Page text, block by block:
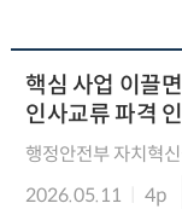
핵심 사업 이끌
인사교류 파격
행정안전부 자치혁
2026.05.11
4p